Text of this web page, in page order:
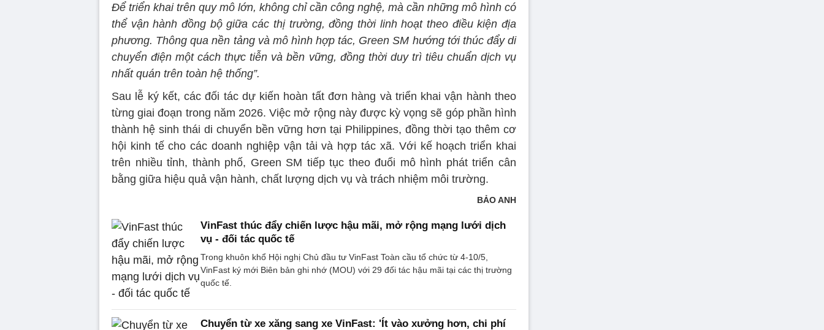
Để triển khai trên quy mô lớn, không chỉ cần công nghệ, mà cần những mô hình có
thể vận hành đồng bộ giữa các thị trường, đồng thời linh hoạt theo điều kiện địa
phương. Thông qua nền tảng và mô hình hợp tác, Green SM hướng tới thúc đẩy di
chuyển điện một cách thực tiễn và bền vững, đồng thời duy trì tiêu chuẩn dịch vụ
nhất quán trên toàn hệ thống”.
Sau lễ ký kết, các đối tác dự kiến hoàn tất đơn hàng và triển khai vận hành theo
từng giai đoạn trong năm 2026. Việc mở rộng này được kỳ vọng sẽ góp phần hình
thành hệ sinh thái di chuyển bền vững hơn tại Philippines, đồng thời tạo thêm cơ
hội kinh tế cho các doanh nghiệp vận tải và hợp tác xã. Với kế hoạch triển khai
trên nhiều tỉnh, thành phố, Green SM tiếp tục theo đuổi mô hình phát triển cân
bằng giữa hiệu quả vận hành, chất lượng dịch vụ và trách nhiệm môi trường.
BẢO ANH
VinFast thúc đẩy chiến lược hậu mãi, mở rộng mạng lưới dịch
vụ - đối tác quốc tế
Trong khuôn khổ Hội nghị Chủ đầu tư VinFast Toàn cầu tổ chức từ 4-10/5,
VinFast ký mới Biên bản ghi nhớ (MOU) với 29 đối tác hậu mãi tại các thị trường
quốc tế.
Chuyển từ xe xăng sang xe VinFast: 'Ít vào xưởng hơn, chi phí